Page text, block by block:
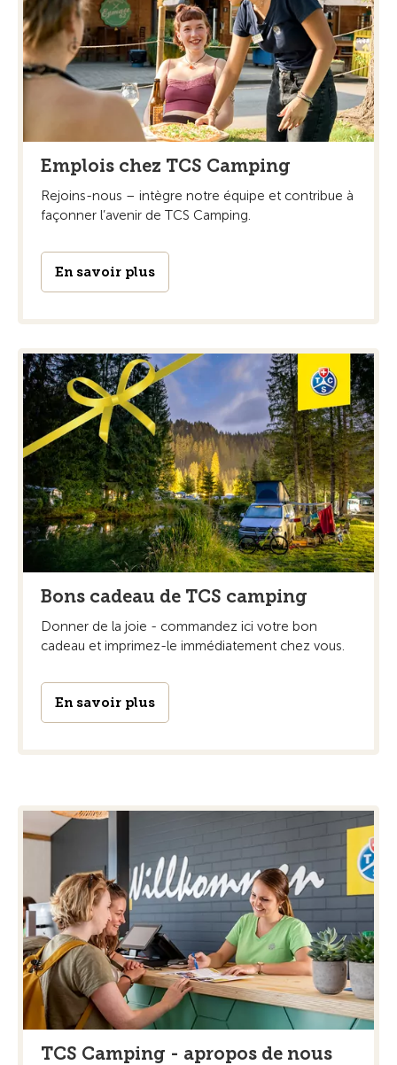
Emplois chez TCS Camping
Rejoins-nous – intègre notre équipe et contribue à
façonner l’avenir de TCS Camping.
En savoir plus
Bons cadeau de TCS camping
Donner de la joie - commandez ici votre bon
cadeau et imprimez-le immédiatement chez vous.
En savoir plus
TCS Camping - apropos de nous